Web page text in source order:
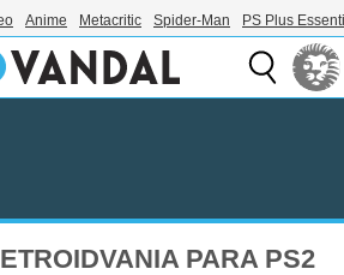
Anime Metacritic Spider-Man PS Plus
PARA PS2